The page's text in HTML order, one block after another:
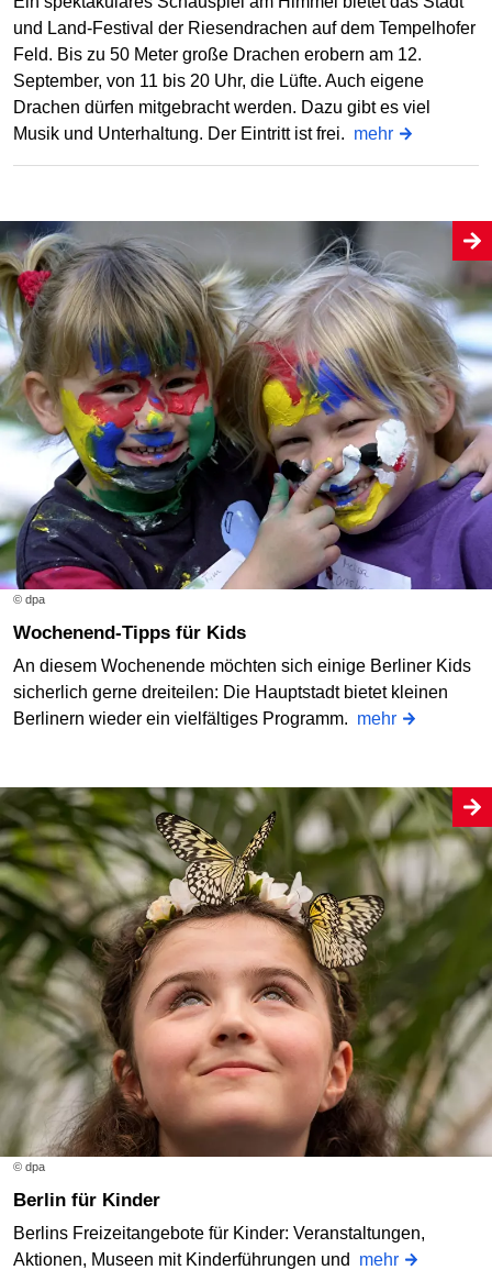
und Land-Festival der Riesendrachen auf dem Tempelhofer
Feld. Bis zu 50 Meter große Drachen erobern am 12.
September, von 11 bis 20 Uhr, die Lüfte. Auch eigene
Drachen dürfen mitgebracht werden. Dazu gibt es viel
Musik und Unterhaltung. Der Eintritt ist frei. mehr
© dpa
Wochenend-Tipps für Kids
An diesem Wochenende möchten sich einige Berliner Kids
sicherlich gerne dreiteilen: Die Hauptstadt bietet kleinen
Berlinern wieder ein vielfältiges Programm. mehr
© dpa
Berlin für Kinder
Berlins Freizeitangebote für Kinder: Veranstaltungen,
Aktionen, Museen mit Kinderführungen und mehr